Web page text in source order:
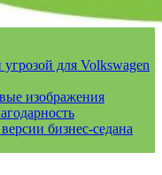
для Volkswagen
изображения
бизнес-седана